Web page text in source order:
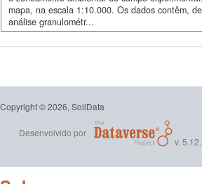
mapa, na escala 1:10.000. Os dados contêm,
análise granulométr...
Copyright © 2026, SoilData
Desenvolvido por
v.